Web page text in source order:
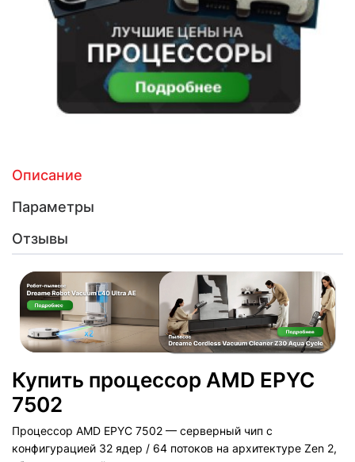
Описание
Параметры
Отзывы
Купить процессор AMD EPYC
7502
Процессор AMD EPYC 7502 — серверный чип с
конфигурацией 32 ядер / 64 потоков на архитектуре Zen 2,